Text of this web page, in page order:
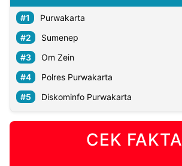
Purwakarta
Sumenep
Om Zein
Polres Purwakarta
Diskominfo Purwakarta
CEK FAKTA